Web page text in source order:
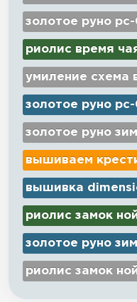
золотое руно рс-
риолис время
умиление схема
золотое руно рс-
золотое руно
вышиваем
вышивка
риолис замок
золотое руно
риолис замок